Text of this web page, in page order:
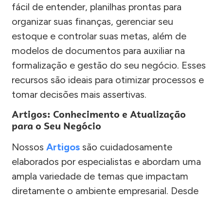
fácil de entender, planilhas prontas para
organizar suas finanças, gerenciar seu
estoque e controlar suas metas, além de
modelos de documentos para auxiliar na
formalização e gestão do seu negócio. Esses
recursos são ideais para otimizar processos e
tomar decisões mais assertivas.
Artigos: Conhecimento e Atualização
para o Seu Negócio
Nossos Artigos são cuidadosamente
elaborados por especialistas e abordam uma
ampla variedade de temas que impactam
diretamente o ambiente empresarial. Desde